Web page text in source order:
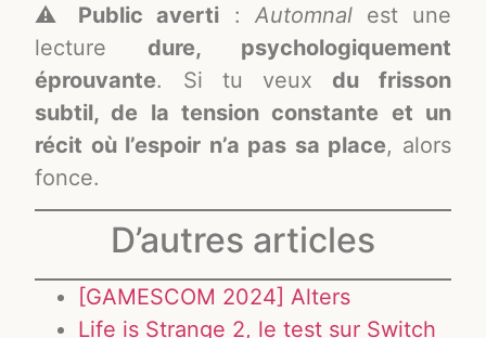
⚠️ Public averti : Automnalest une
lecture dure, psychologiquement
éprouvante. Si tu veux du frisson
subtil, de la tension constante et un
récit où l’espoir n’a pas sa place, alors
fonce.
D’autres articles
[GAMESCOM 2024] Alters
Life is Strange 2, le test sur Switch